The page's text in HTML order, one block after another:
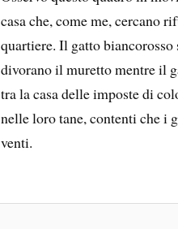
casa che, come me, cercano
quartiere. Il gatto
divorano il muretto mentre il
tra la casa delle imposte di
nelle loro tane, contenti che i
venti.